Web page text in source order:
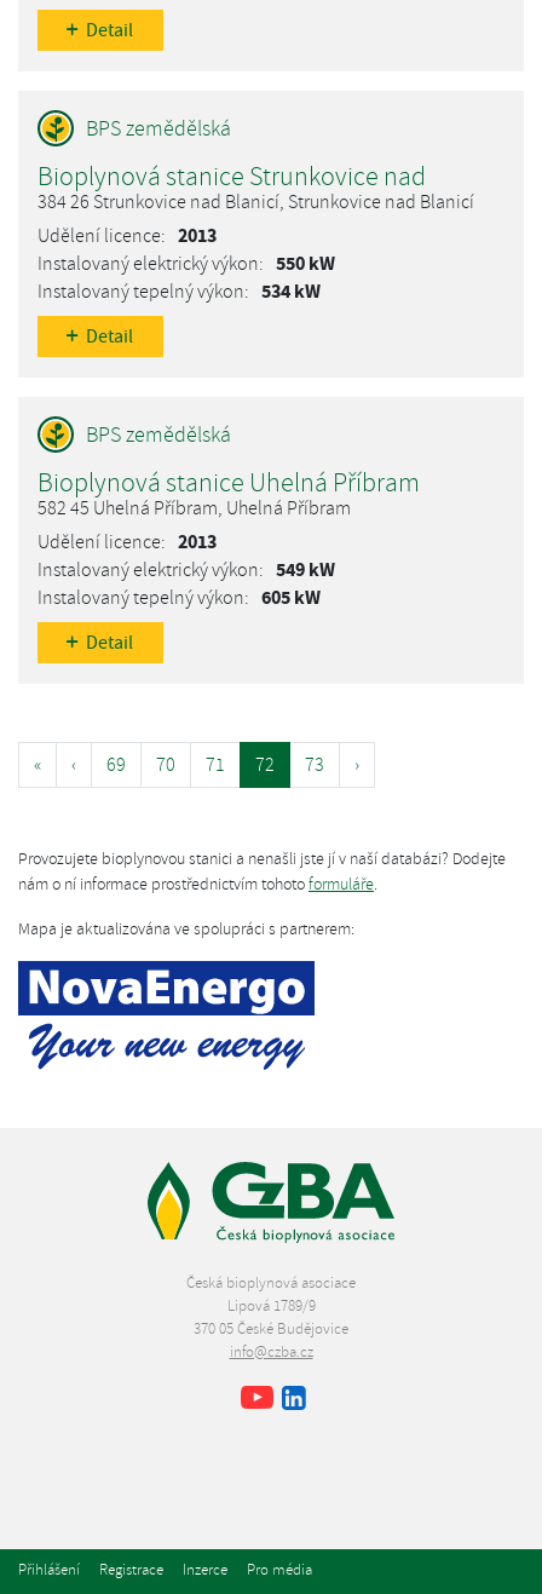
Detail
Bioplynová stanice Strunkovice nad
384 26 Strunkovice nad Blanicí, Strunkovice nad Blanicí
2013
550 kW
534 kW
Detail
Bioplynová stanice Uhelná Příbram
582 45 Uhelná Příbram, Uhelná Příbram
2013
549 kW
605 kW
Detail
« ‹ 69 70 71 72 73 ›
Provozujete bioplynovou stanici a nenašli jste jí v naší databázi? Dodejte
nám o ní informace prostřednictvím tohotoformuláře.
Mapa je aktualizována ve spolupráci s partnerem:
Česká bioplynová asociace
Lipová 1789/9
370 05 České Budějovice
info@czba.cz
Facebook
Youtube
Přihlášení Registrace Inzerce
Pro média